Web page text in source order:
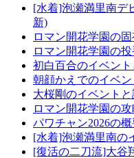
[水着]泡瀬満里南デ
新)
ロマン開花学園の
ロマン開花学園の
初白百合のイベント
朝顔かえでのイベ
大桜剛のイベントと
ロマン開花学園の
パワチャン2026の
[水着]泡瀬満里南の
[復活の二刀流]大谷